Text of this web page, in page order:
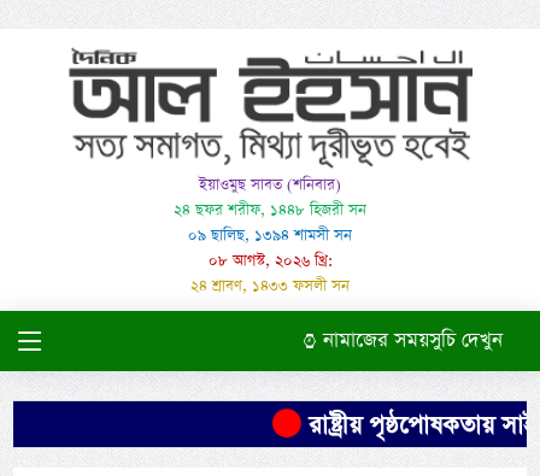
ইয়াওমুছ সাবত (শনিবার)
২৪ ছফর শরীফ, ১৪৪৮ হিজরী সন
০৯ ছালিছ, ১৩৯৪ শামসী সন
০৮ আগস্ট, ২০২৬ খ্রি:
২৪ শ্রাবণ, ১৪৩৩ ফসলী সন
নামাজের সময়সুচি দেখুন
রাষ্ট্রীয় পৃষ্ঠপোষকতায়